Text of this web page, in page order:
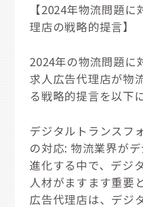
【2024年物流問題
理店の戦略的提言】
2024年の物流問題に
求人広告代理店が物
る戦略的提言を以下
デジタルトランスフ
の対応: 物流業界が
進化する中で、デジ
人材がますます重要
広告代理店は、デジ